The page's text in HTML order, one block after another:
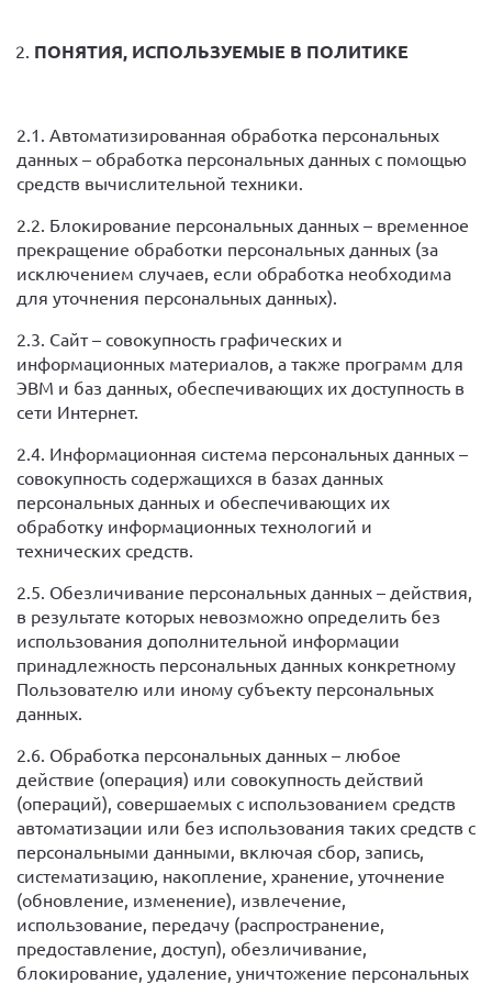
ПОНЯТИЯ, ИСПОЛЬЗУЕМЫЕ В ПОЛИТИКЕ
2.1. Автоматизированная обработка персональных
данных – обработка персональных данных с помощью
средств вычислительной техники.
2.2. Блокирование персональных данных – временное
прекращение обработки персональных данных (за
исключением случаев, если обработка необходима
для уточнения персональных данных).
2.3. Сайт – совокупность графических и
информационных материалов, а также программ для
ЭВМ и баз данных, обеспечивающих их доступность в
сети Интернет.
2.4. Информационная система персональных данных –
совокупность содержащихся в базах данных
персональных данных и обеспечивающих их
обработку информационных технологий и
технических средств.
2.5. Обезличивание персональных данных – действия,
в результате которых невозможно определить без
использования дополнительной информации
принадлежность персональных данных конкретному
Пользователю или иному субъекту персональных
данных.
2.6. Обработка персональных данных – любое
действие (операция) или совокупность действий
(операций), совершаемых с использованием средств
автоматизации или без использования таких средств с
персональными данными, включая сбор, запись,
систематизацию, накопление, хранение, уточнение
(обновление, изменение), извлечение,
использование, передачу (распространение,
предоставление, доступ), обезличивание,
блокирование, удаление, уничтожение персональных